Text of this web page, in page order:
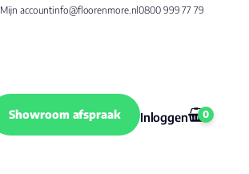
Mijn accountinfo@floorenmore.nl0800 999 77 79
Showroom afspraak Inloggen 0